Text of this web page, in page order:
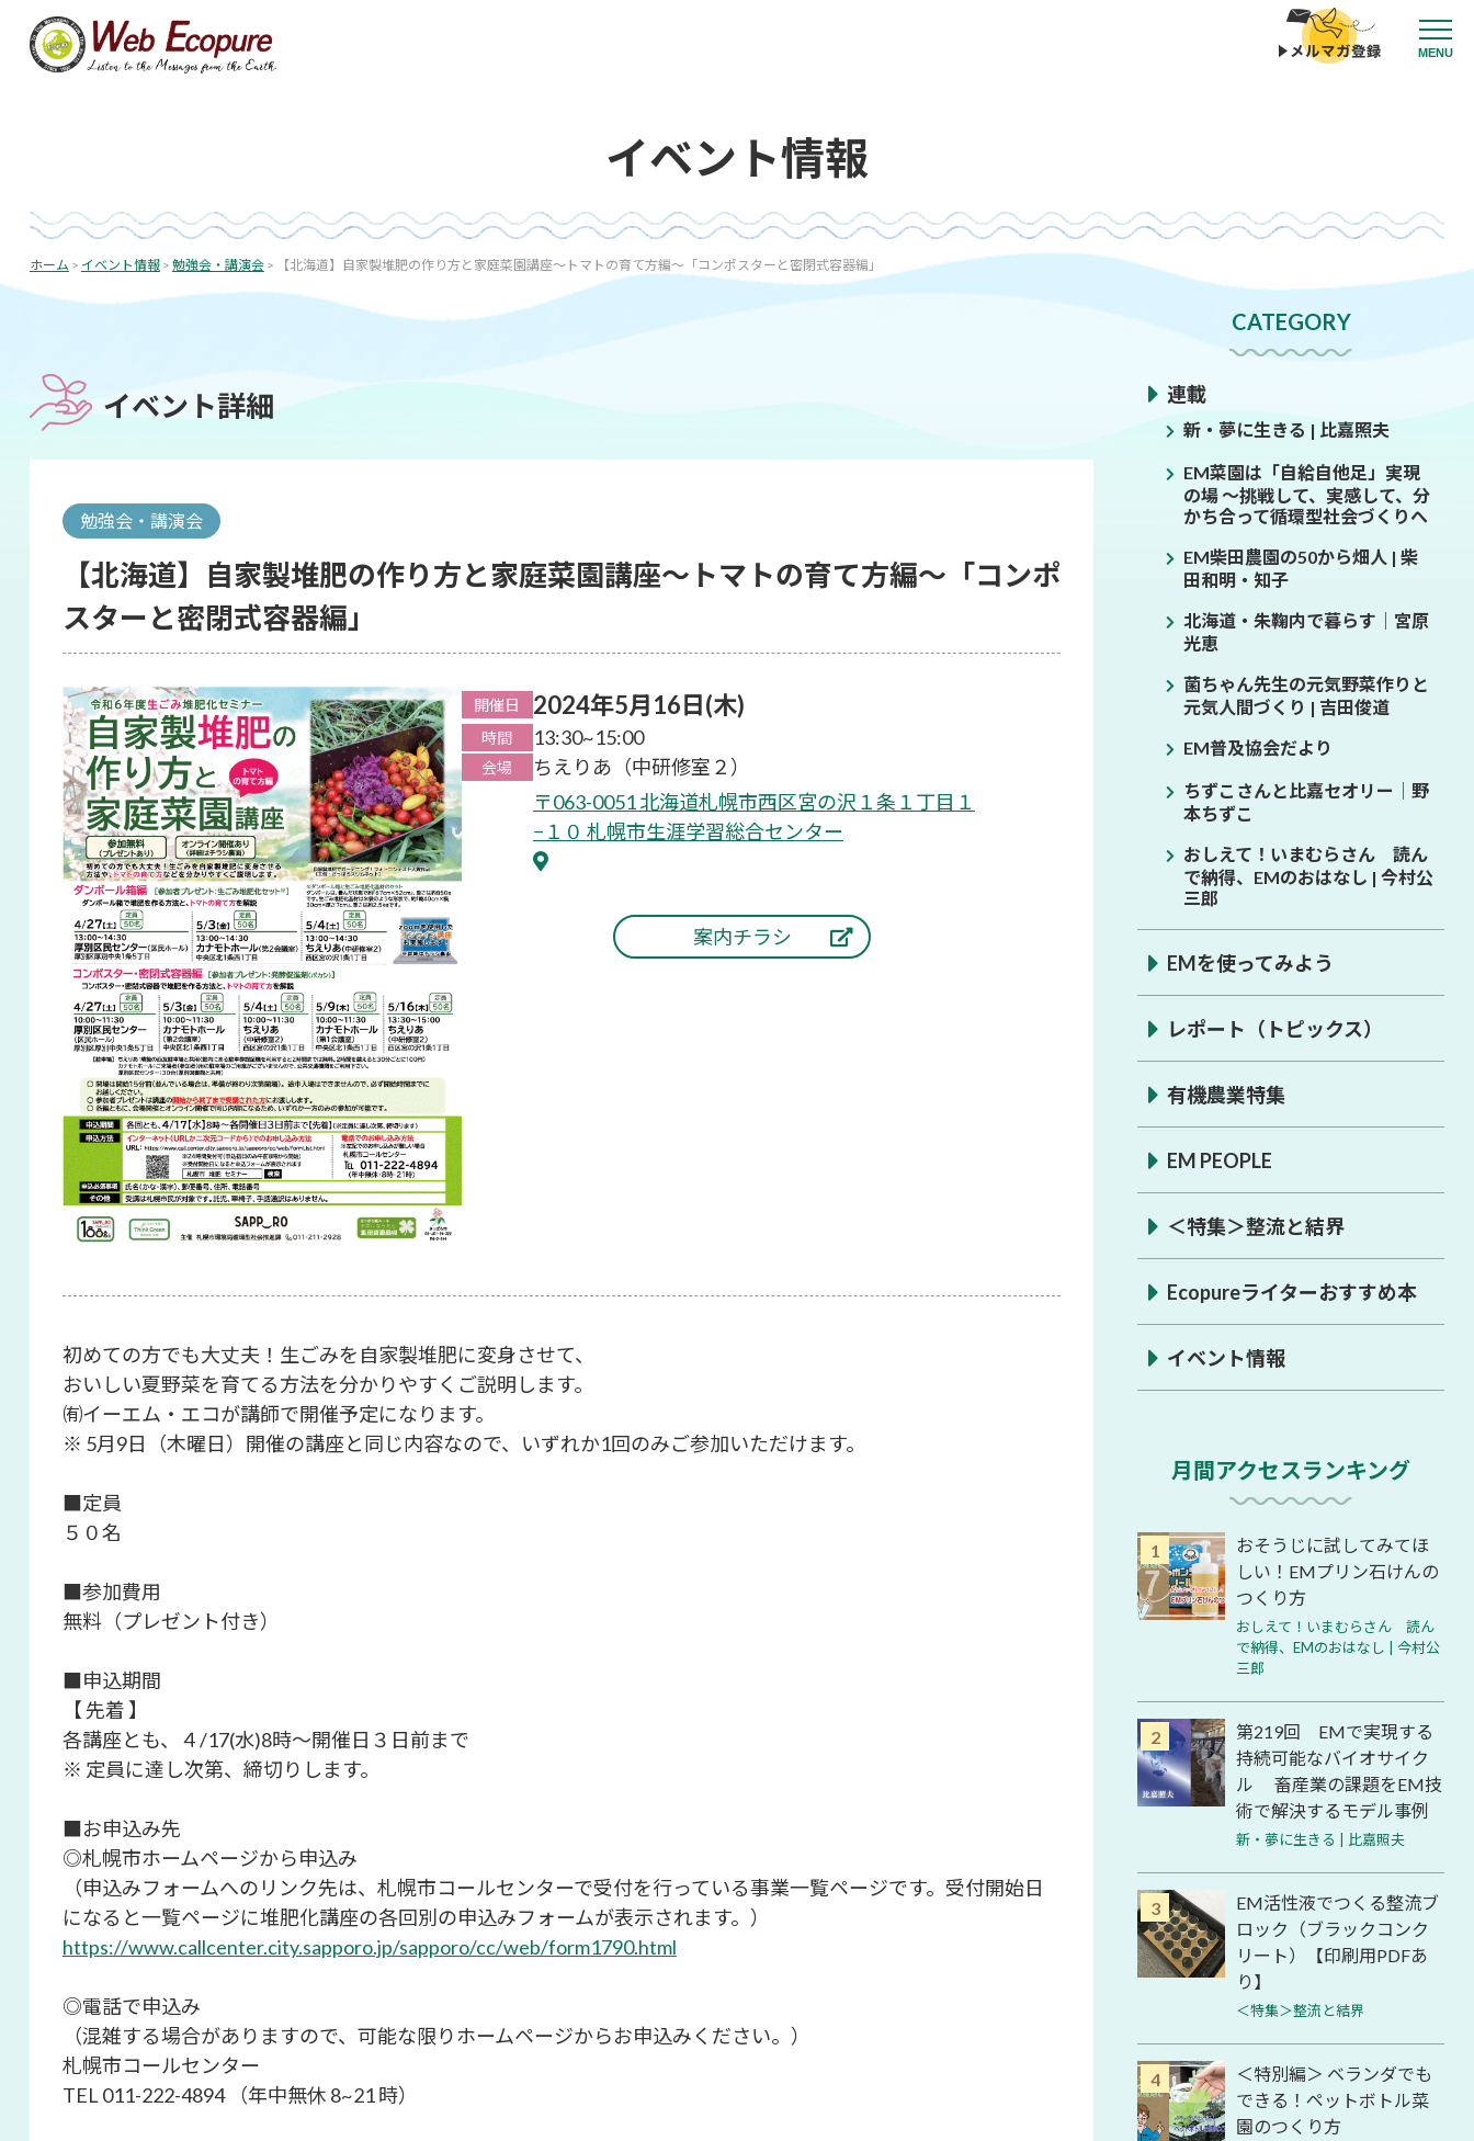
MENU
イベント情報
ホーム > イベント情報> 勉強会・講演会> 【北海道】自家製堆肥の作り方と家庭菜園講座～トマトの育て方編～「コンポスターと密閉式容器編」
イベント詳細
勉強会・講演会
【北海道】自家製堆肥の作り方と家庭菜園講座～トマトの育て方編～「コンポ
スターと密閉式容器編」
開催日 2024年5月16日(木)
時間 13:30~15:00
会場
ちえりあ（中研修室２）
〒063-0051 北海道札幌市西区宮の沢１条１丁目１
−１０ 札幌市生涯学習総合センター
案内チラシ
初めての方でも大丈夫！生ごみを自家製堆肥に変身させて、
おいしい夏野菜を育てる方法を分かりやすくご説明します。
㈲イーエム・エコが講師で開催予定になります。
※ 5月9日（木曜日）開催の講座と同じ内容なので、いずれか1回のみご参加いただけます。
■定員
５０名
■参加費用
無料（プレゼント付き）
■申込期間
【 先着 】
各講座とも、４/17(水)8時～開催日３日前まで
※ 定員に達し次第、締切りします。
■お申込み先
◎札幌市ホームページから申込み
（申込みフォームへのリンク先は、札幌市コールセンターで受付を行っている事業一覧ページです。受付開始日
になると一覧ページに堆肥化講座の各回別の申込みフォームが表示されます。）
https://www.callcenter.city.sapporo.jp/sapporo/cc/web/form1790.html
◎電話で申込み
（混雑する場合がありますので、可能な限りホームページからお申込みください。）
札幌市コールセンター
TEL 011-222-4894 （年中無休 8~21 時）
投
稿
ナ
ゲ
ー
シ
CATEGORY
連載
新・夢に生きる | 比嘉照夫
EM菜園は「自給自他足」実現
の場 ～挑戦して、実感して、分
かち合って循環型社会づくりへ
EM柴田農園の50から畑人 | 柴
田和明・知子
北海道・朱鞠内で暮らす│宮原
光恵
菌ちゃん先生の元気野菜作りと
元気人間づくり | 吉田俊道
EM普及協会だより
ちずこさんと比嘉セオリー│野
本ちずこ
おしえて！いまむらさん 読ん
で納得、EMのおはなし | 今村公
三郎
EMを使ってみよう
レポート（トピックス）
有機農業特集
EM PEOPLE
＜特集＞整流と結界
Ecopureライターおすすめ本
イベント情報
月間アクセスランキング
おそうじに試してみてほ
しい！EMプリン石けんの
つくり方
おしえて！いまむらさん 読ん
で納得、EMのおはなし | 今村公
三郎
第219回 EMで実現する
持続可能なバイオサイク
ル 畜産業の課題をEM技
術で解決するモデル事例
新・夢に生きる | 比嘉照夫
EM活性液でつくる整流ブ
ロック（ブラックコンク
リート）【印刷用PDFあ
り】
＜特集＞整流と結界
＜特別編＞ ベランダでも
できる！ペットボトル菜
園のつくり方